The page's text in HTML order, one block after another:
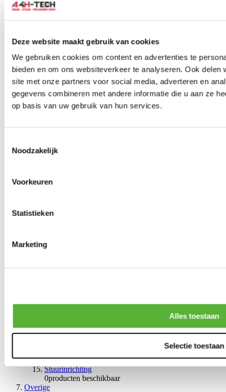
Deze website maakt gebruik van cookies
We gebruiken cookies om content en advertenties te
bieden en om ons websiteverkeer te analyseren. Ook
site met onze partners voor social media, adverteren en
gegevens combineren met andere informatie die u aan ze
op basis van uw gebruik van hun services.
Noodzakelijk
Voorkeuren
Statistieken
Marketing
Alles toestaan
Selectie toestaan
0producten beschikbaar
Wiellagers & Naven
0producten beschikbaar
0producten beschikbaar
Spoorverbreders
0producten beschikbaar
Wielmoeren
0producten beschikbaar
Draadeinden
0 producten beschikbaar
0producten beschikbaar
0producten beschikbaar
0producten beschikbaar
Remmen overige
0producten beschikbaar
Stuurinrichting
0producten beschikbaar
Overige